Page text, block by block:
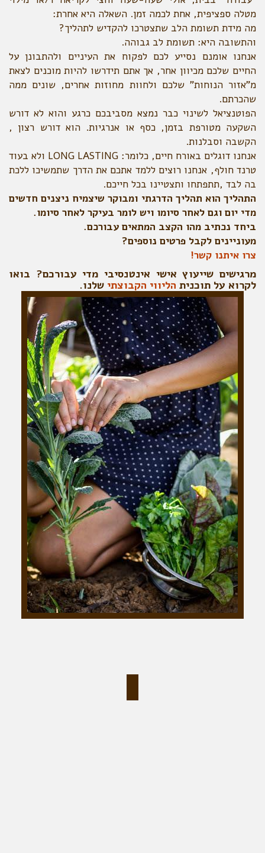
מטלה ספציפית, אחת לכמה זמן. השאלה היא אחרת:
מה מידת תשומת הלב שתצטרכו להקדיש לתהליך?
והתשובה היא: תשומת לב גבוהה.
אנחנו אומנם נסייע לכם לפקוח את העיניים ולהתבונן על
החיים שלכם מכיוון אחר, אך אתם תידרשו להיות מוכנים לצאת
מ"אזור הנוחות" שלכם ולחוות מחוזות אחרים, שונים ממה
שהכרתם.
הפוטנציאל לשינוי כבר נמצא מסביבכם כרגע והוא לא דורש
השקעה מטורפת בזמן, כסף או אנרגיות. הוא דורש רצון ,
הקשבה וסבלנות.
אנחנו דוגלים באורח חיים, כלומר: LONG LASTING ולא בעוד
טרנד חולף, אנחנו רוצים ללמד אתכם את הדרך שתמשיכו ללכת
בה לבד ,תתפתחו ותצטיינו בכל חייכם.
התהליך הוא תהליך הדרגתי ומבוקר שיצמיח ניצנים חדשים
מדי יום וגם לאחר סיומו ויש לומר בעיקר לאחר סיומו.
ביחד נכתיב מהו הקצב המתאים עבורכם.
מעוניינים לקבל פרטים נוספים?
צרו איתנו קשר!
מרגישים שייעוץ אישי אינטנסיבי מדי עבורכם? בואו
לקרוא על תוכנית הליווי הקבוצתי שלנו.